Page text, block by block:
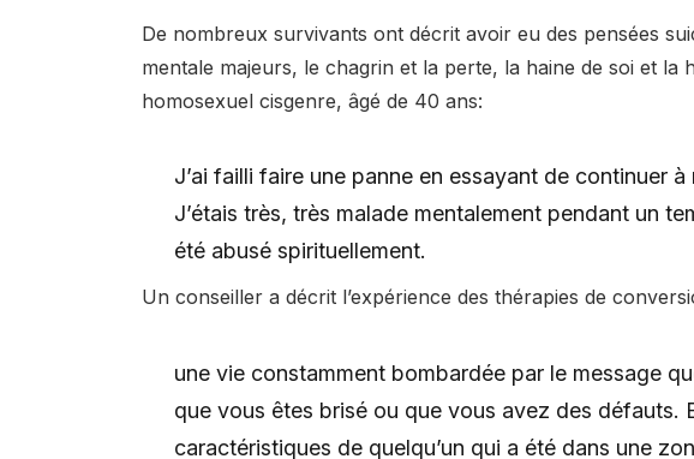
De nombreux survivants ont décrit avoir eu des pensées
mentale majeurs, le chagrin et la perte, la haine de soi et la
homosexuel cisgenre, âgé de 40 ans:
J’ai failli faire une panne en essayant de continuer
J’étais très, très malade mentalement pendant un
été abusé spirituellement.
Un conseiller a décrit l’expérience des thérapies de
une vie constamment bombardée par le message
que vous êtes brisé ou que vous avez des défauts.
caractéristiques de quelqu’un qui a été dans une